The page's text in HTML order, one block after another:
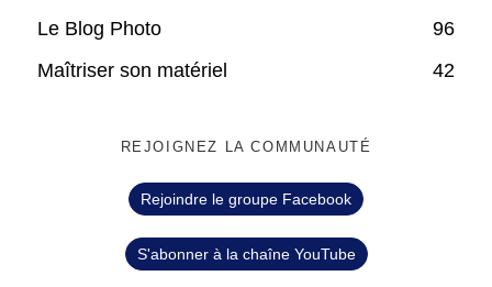
Le Blog Photo
96
Maîtriser son matériel
42
REJOIGNEZ LA COMMUNAUTÉ
Rejoindre le groupe Facebook
S'abonner à la chaîne YouTube